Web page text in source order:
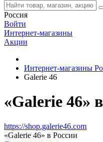
Россия
Войти
Интернет-магазины
Акции
Интернет-магазины
Galerie 46
«Galerie 46»
https://shop.galerie46.com
«Galerie 46» в России